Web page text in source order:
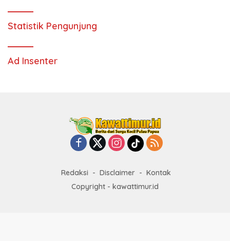
Statistik Pengunjung
Ad Insenter
Redaksi Disclaimer
Kontak
Copyright - kawattimur.id